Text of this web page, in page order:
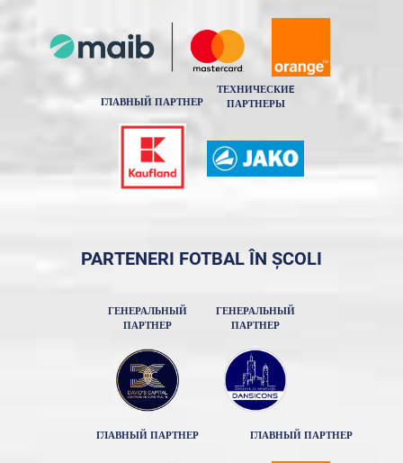
ГЛАВНЫЙ ПАРТНЕР
ТЕХНИЧЕСКИE
ПАРТНЕРЫ
PARTENERI FOTBAL ÎN ȘCOLI
ГЕНЕРАЛЬНЫЙ
ПАРТНЕР
ГЕНЕРАЛЬНЫЙ
ПАРТНЕР
ГЛАВНЫЙ ПАРТНЕР ГЛАВНЫЙ ПАРТНЕР